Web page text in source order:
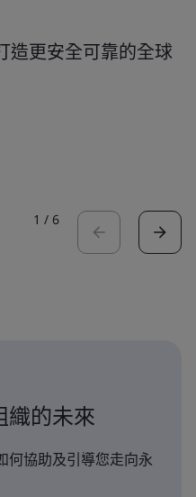
造更安全可靠的全球
1 / 6
織的未來
何協助及引導您走向永